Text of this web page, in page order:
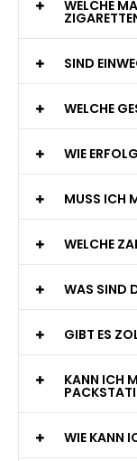
WELCHE
SIND
WELCHE
WIE
MUSS ICH
WELCHE
WAS SIND
GIBT ES
KANN ICH
WIE KANN